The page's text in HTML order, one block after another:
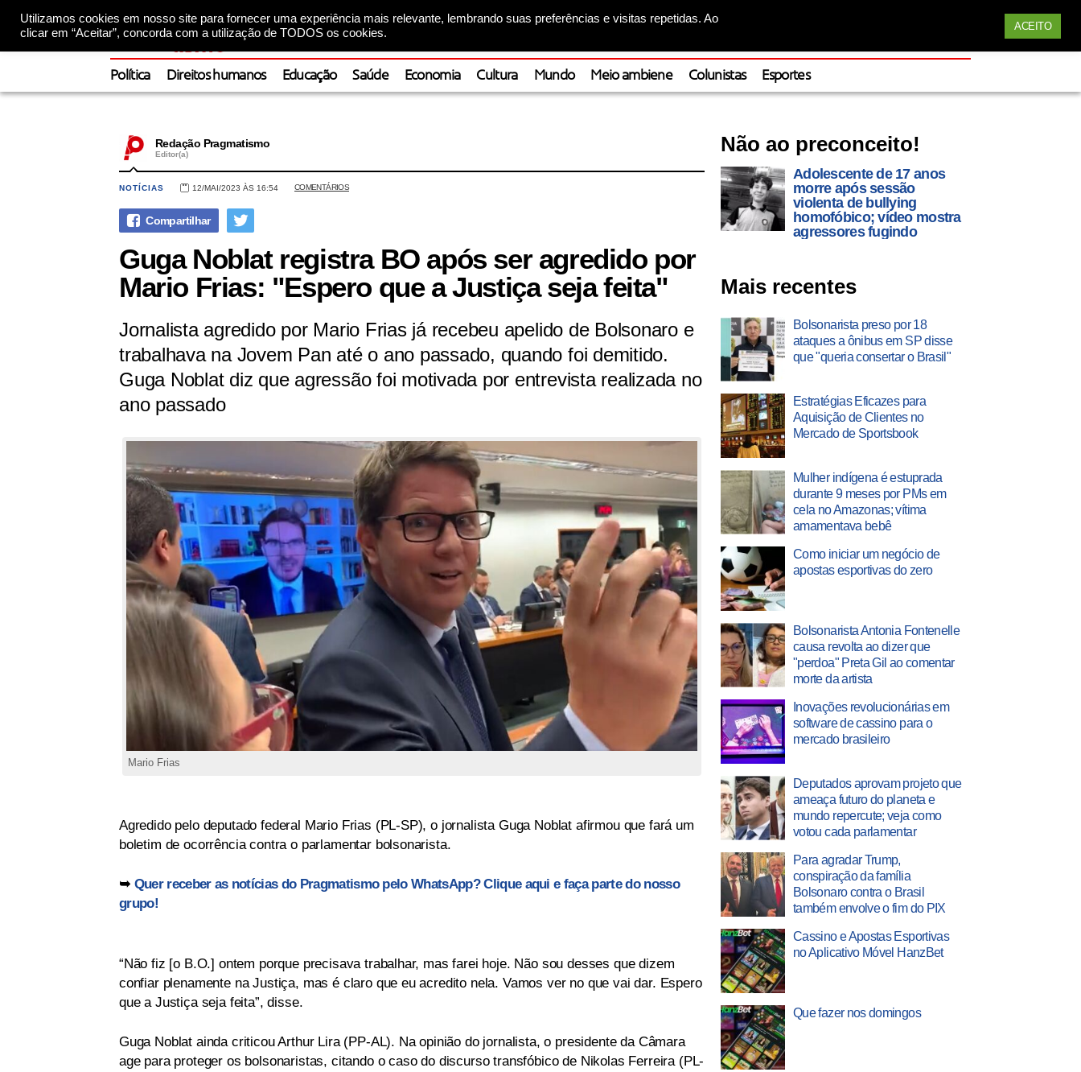
Utilizamos cookies em nosso site para fornecer uma experiência mais relevante, lembrando suas preferências e visitas repetidas. Ao
clicar em “Aceitar”, concorda com a utilização de TODOS os cookies.
ACEITO
Política Direitos humanos Educação Saúde Economia Cultura Mundo Meio ambiene Colunistas Esportes
Redação Pragmatismo
Editor(a)
NOTÍCIAS 12/MAI/2023 ÀS 16:54 COMENTÁRIOS
Guga Noblat registra BO após ser agredido por
Mario Frias: "Espero que a Justiça seja feita"
Jornalista agredido por Mario Frias já recebeu apelido de Bolsonaro e
trabalhava na Jovem Pan até o ano passado, quando foi demitido.
Guga Noblat diz que agressão foi motivada por entrevista realizada no
ano passado
Mario Frias
Agredido pelo deputado federal Mario Frias (PL-SP), o jornalista Guga Noblat afirmou que fará um
boletim de ocorrência contra o parlamentar bolsonarista.
➥ Quer receber as notícias do Pragmatismo pelo WhatsApp? Clique aqui e faça parte do nosso
grupo!
“Não fiz [o B.O.] ontem porque precisava trabalhar, mas farei hoje. Não sou desses que dizem
confiar plenamente na Justiça, mas é claro que eu acredito nela. Vamos ver no que vai dar. Espero
que a Justiça seja feita”, disse.
Guga Noblat ainda criticou Arthur Lira (PP-AL). Na opinião do jornalista, o presidente da Câmara
age para proteger os bolsonaristas, citando o caso do discurso transfóbico de Nikolas Ferreira (PL-
Não ao preconceito!
Adolescente de 17 anos
morre após sessão
violenta de bullying
homofóbico; vídeo mostra
agressores fugindo
Mais recentes
Bolsonarista preso por 18
ataques a ônibus em SP disse
que "queria consertar o Brasil"
Estratégias Eficazes para
Aquisição de Clientes no
Mercado de Sportsbook
Mulher indígena é estuprada
durante 9 meses por PMs em
cela no Amazonas; vítima
amamentava bebê
Como iniciar um negócio de
apostas esportivas do zero
Bolsonarista Antonia Fontenelle
causa revolta ao dizer que
"perdoa" Preta Gil ao comentar
morte da artista
Inovações revolucionárias em
software de cassino para o
mercado brasileiro
Deputados aprovam projeto que
ameaça futuro do planeta e
mundo repercute; veja como
votou cada parlamentar
Para agradar Trump,
conspiração da família
Bolsonaro contra o Brasil
também envolve o fim do PIX
Cassino e Apostas Esportivas
no Aplicativo Móvel HanzBet
Que fazer nos domingos